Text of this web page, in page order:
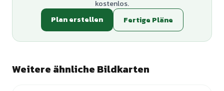
kostenlos.
Plan erstellen
Fertige Pläne
Weitere ähnliche Bildkarten